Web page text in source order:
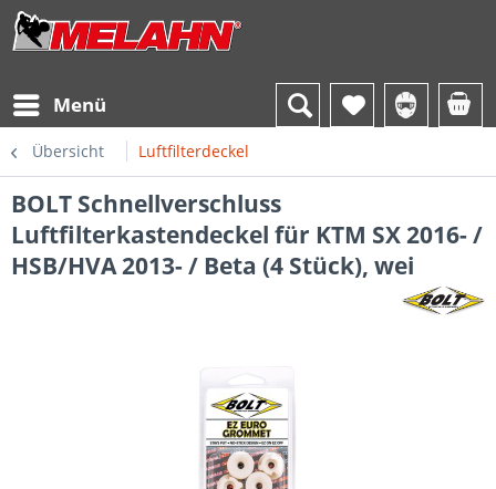
Menü
Übersicht Luftfilterdeckel
BOLT Schnellverschluss
Luftfilterkastendeckel für KTM SX 2016- /
HSB/HVA 2013- / Beta (4 Stück), wei